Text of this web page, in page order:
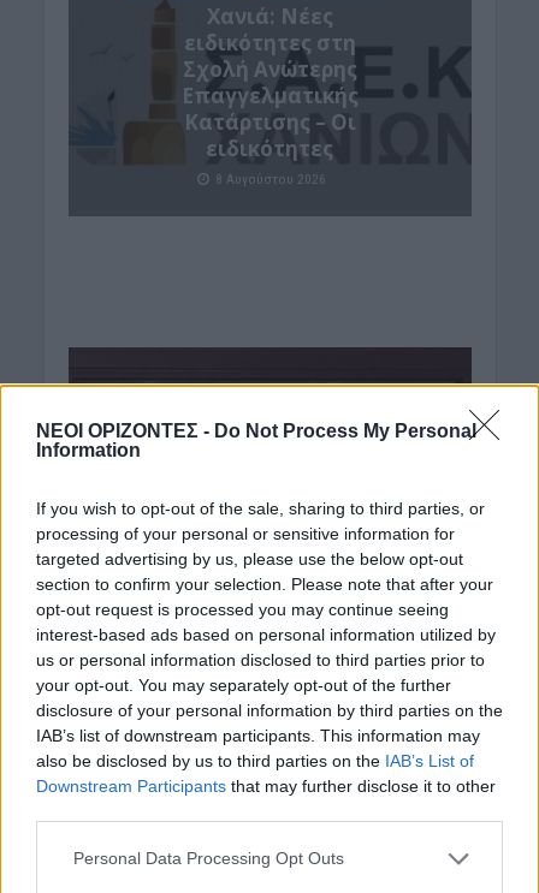
ΝΕΟΙ ΟΡΙΖΟΝΤΕΣ - Do Not Process My Personal
Information
If you wish to opt-out of the sale, sharing to third parties, or
processing of your personal or sensitive information for
targeted advertising by us, please use the below opt-out
section to confirm your selection. Please note that after your
opt-out request is processed you may continue seeing
interest-based ads based on personal information utilized by
us or personal information disclosed to third parties prior to
your opt-out. You may separately opt-out of the further
disclosure of your personal information by third parties on the
IAB’s list of downstream participants. This information may
also be disclosed by us to third parties on the IAB’s List of
Downstream Participants that may further disclose it to other
Personal Data Processing Opt Outs
Χανιά: Νέες
ειδικότητες στη
Σχολή Ανώτερης
Επαγγελματικής
Κατάρτισης – Οι
ειδικότητες
8 Αυγούστου 2026